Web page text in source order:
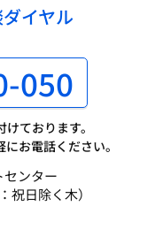
イヤル
050
ております。
お電話ください。
センター
祝日除く木）